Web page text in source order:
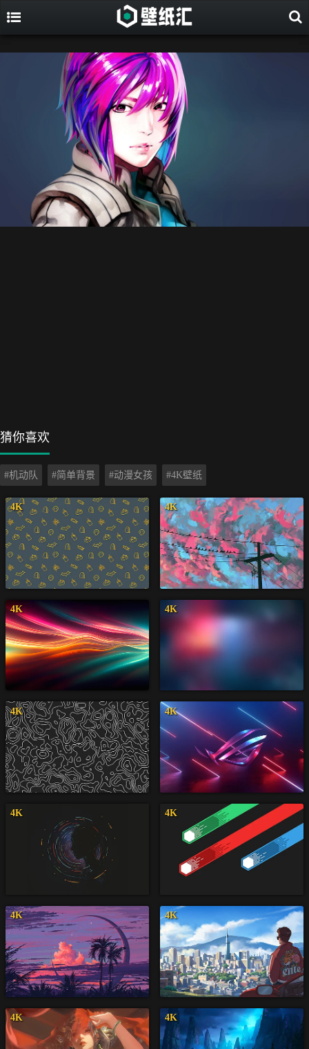
猜你喜欢
#机动队 #简单背景 #动漫女孩 #4K壁纸
4K 4K
4K 4K
4K 4K
4K 4K
4K 4K
4K 4K